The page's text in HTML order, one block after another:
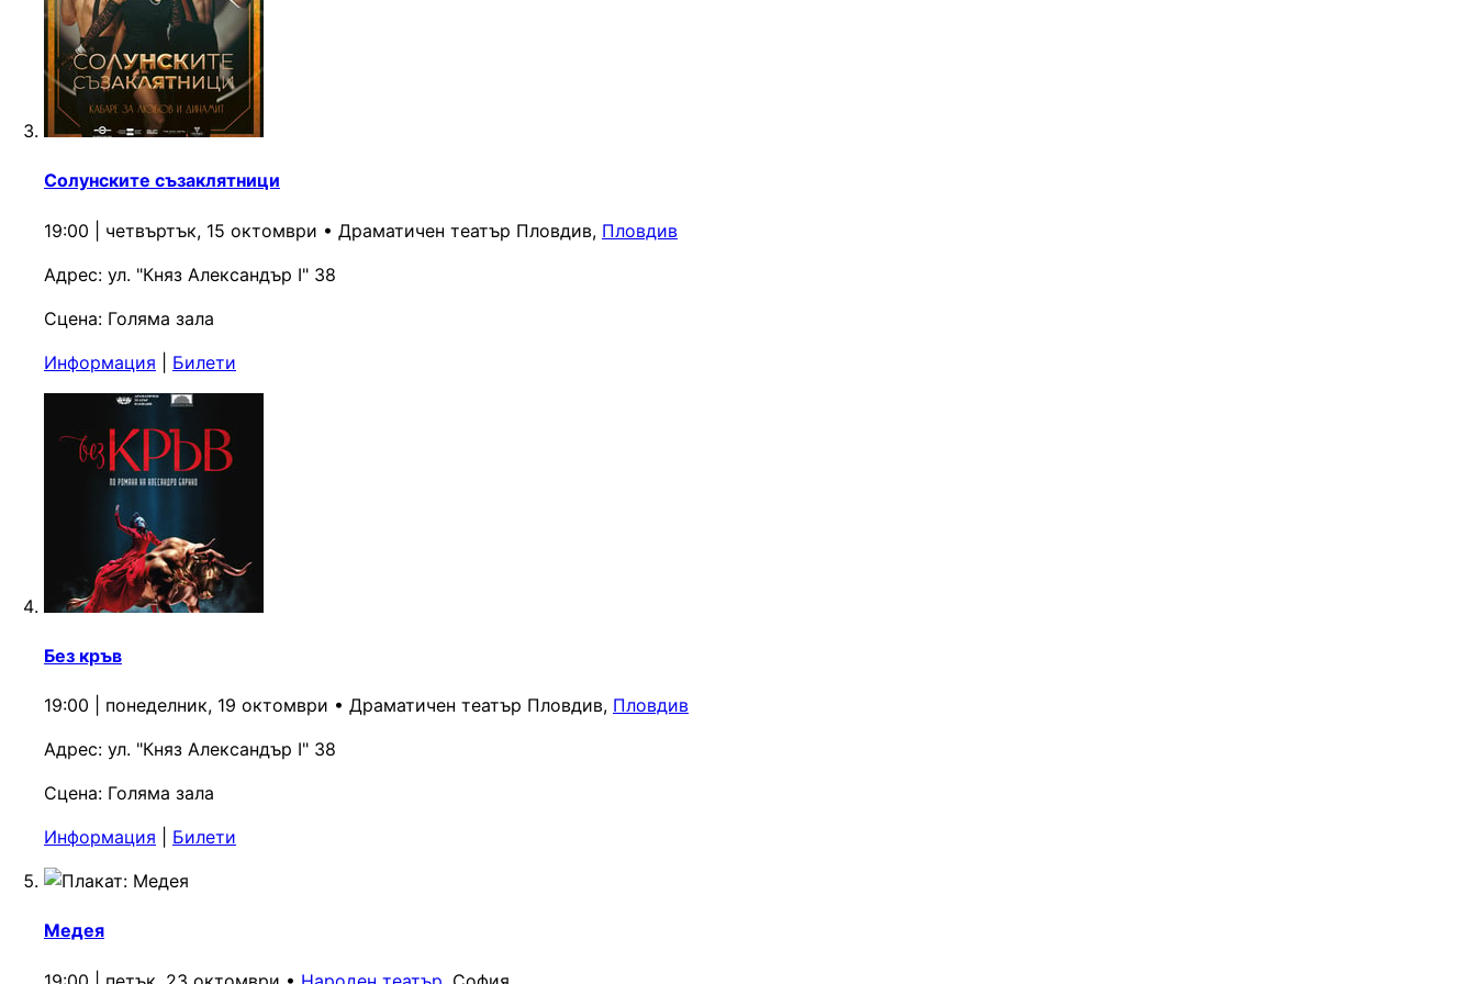
Солунските съзаклятници
19:00 | четвъртък, 15 октомври • Драматичен театър Пловдив, Пловдив
Адрес: ул. "Княз Александър I" 38
Сцена: Голяма зала
Информация
Билети
Без кръв
19:00 | понеделник, 19 октомври • Драматичен театър Пловдив, Пловдив
Адрес: ул. "Княз Александър I" 38
Сцена: Голяма зала
Информация
Билети
Медея